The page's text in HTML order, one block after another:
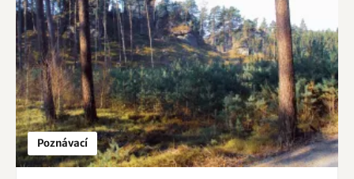
Poznávací